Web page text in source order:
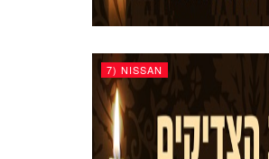
7) NISSAN